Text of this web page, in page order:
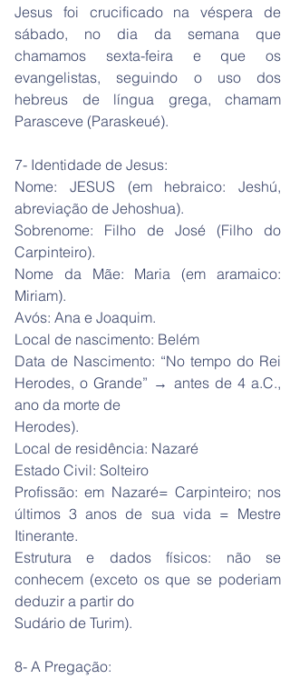
Jesus foi crucificado na véspera de
sábado, no dia da semana que
chamamos sexta-feira e que os
evangelistas, seguindo o uso dos
hebreus de língua grega, chamam
Parasceve (Paraskeué).
7- Identidade de Jesus:
Nome: JESUS (em hebraico: Jeshú,
abreviação de Jehoshua).
Sobrenome: Filho de José (Filho do
Carpinteiro).
Nome da Mãe: Maria (em aramaico:
Miriam).
Avós: Ana e Joaquim.
Local de nascimento: Belém
Data de Nascimento: “No tempo do Rei
Herodes, o Grande” → antes de 4 a.C.,
ano da morte de
Herodes).
Local de residência: Nazaré
Estado Civil: Solteiro
Profissão: em Nazaré= Carpinteiro; nos
últimos 3 anos de sua vida = Mestre
Itinerante.
Estrutura e dados físicos: não se
conhecem (exceto os que se poderiam
deduzir a partir do
Sudário de Turim).
8- A Pregação: